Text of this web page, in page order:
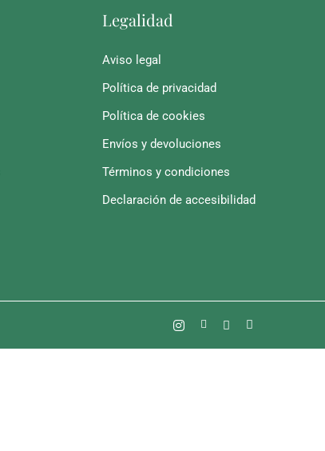
Legalidad
Aviso legal
Política de privacidad
Política de cookies
Envíos y devoluciones
Términos y condiciones
Declaración de accesibilidad